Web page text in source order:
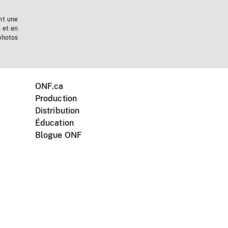
une
et en
ONF.ca
Production
Distribution
Éducation
Blogue ONF